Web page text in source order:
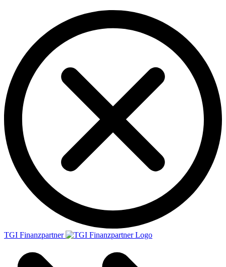
TGI Finanzpartner